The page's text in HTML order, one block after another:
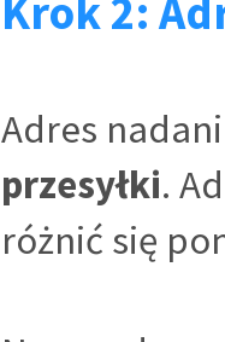
Krok 2:
Adres
przesyłki.
różnić się